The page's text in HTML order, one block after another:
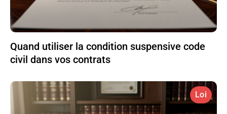
Quand utiliser la condition suspensive code
civil dans vos contrats
Loi